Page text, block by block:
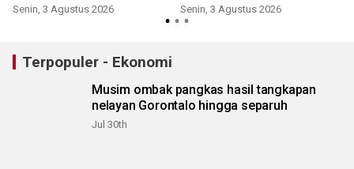
Senin, 3 Agustus 2026 Senin, 3 Agustus 2026
Terpopuler - Ekonomi
Musim ombak pangkas hasil tangkapan
nelayan Gorontalo hingga separuh
Jul 30th